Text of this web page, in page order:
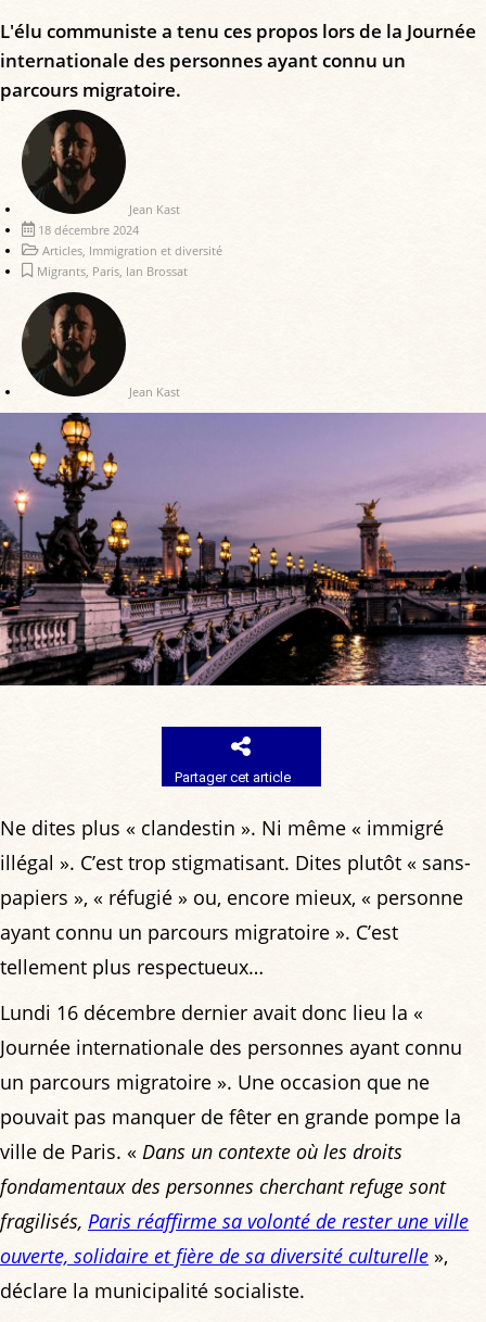
L'élu communiste a tenu ces propos lors de la Journée
internationale des personnes ayant connu un
parcours migratoire.
Jean Kast
18 décembre 2024
Articles Immigration et diversité
Migrants Paris Ian Brossat
Jean Kast
Partager cet article
Ne dites plus « clandestin ». Ni même « immigré
illégal ». C’est trop stigmatisant. Dites plutôt « sans-
papiers », « réfugié » ou, encore mieux, « personne
ayant connu un parcours migratoire ». C’est
tellement plus respectueux…
Lundi 16 décembre dernier avait donc lieu la «
Journée internationale des personnes ayant connu
un parcours migratoire ». Une occasion que ne
pouvait pas manquer de fêter en grande pompe la
ville de Paris. « Dans un contexte où les droits
fondamentaux des personnes cherchant refuge sont
fragilisés, Paris réaffirme sa volonté de rester une ville
ouverte, solidaire et fière de sa diversité culturelle »,
déclare la municipalité socialiste.